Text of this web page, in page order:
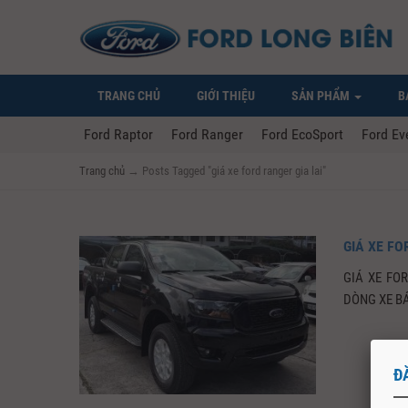
TRANG CHỦ GIỚI THIỆU SẢN PHẨM
Ford Raptor Ford Ranger Ford EcoSport Ford
Trang chủ → Posts Tagged "giá xe ford ranger gia lai"
GIÁ XE
GIÁ XE
DÒNG XE